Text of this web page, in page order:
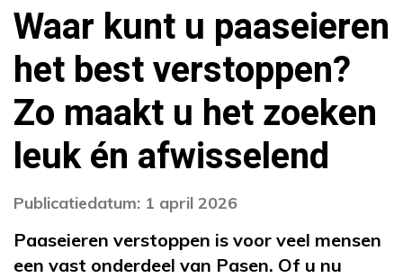
Waar kunt u paaseieren
het best verstoppen?
Zo maakt u het zoeken
leuk én afwisselend
Publicatiedatum: 1 april 2026
Paaseieren verstoppen is voor veel mensen
een vast onderdeel van Pasen. Of u nu